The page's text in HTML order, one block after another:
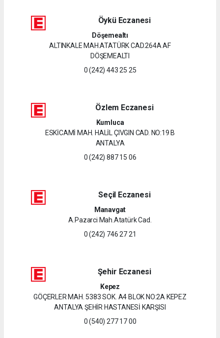
Öykü Eczanesi
Döşemealtı
ALTINKALE MAH.ATATÜRK CAD.264A AF
DÖŞEMEALTI
0 (242) 443 25 25
Özlem Eczanesi
Kumluca
ESKİCAMİ MAH. HALİL ÇIVGIN CAD. NO:19 B
ANTALYA
0 (242) 887 15 06
Seçil Eczanesi
Manavgat
A.Pazarci Mah.Atatürk Cad.
0 (242) 746 27 21
Şehir Eczanesi
Kepez
GÖÇERLER MAH. 5383 SOK. A4 BLOK NO:2A KEPEZ
ANTALYA ŞEHİR HASTANESİ KARŞISI
0 (540) 277 17 00